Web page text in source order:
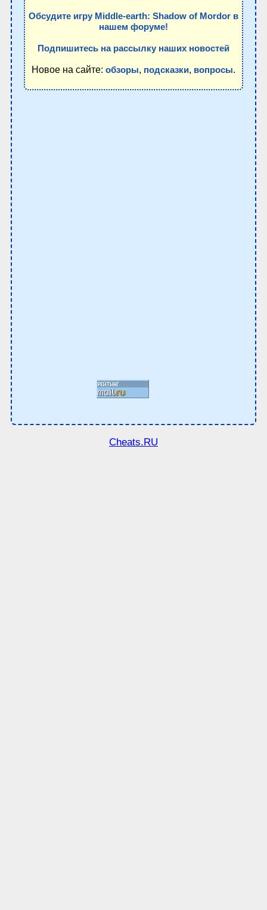
Обсудите игру Middle-earth: Shadow of Mordor в
нашем форуме!
Подпишитесь на рассылку наших новостей
Новое на сайте: обзоры, подсказки, вопросы.
Cheats.RU